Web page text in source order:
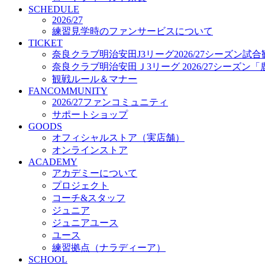
プロジェクト
コーチ&スタッフ
ジュニア
ジュニアユース
ユース
練習拠点（ナラディーア）
SCHOOL
CLUB
2026/27 パートナー企業
パートナー募集
クラブ理念
クラブ情報
サステナビリティ
Web制作支援
応援プロジェクト
SCHEDULE
2026/27
練習見学時のファンサービスについて
TICKET
奈良クラブ明治安田J3リーグ2026/27シーズン試合
奈良クラブ明治安田Ｊ3リーグ 2026/27シーズン「
観戦ルール＆マナー
FANCOMMUNITY
2026/27ファンコミュニティ
サポートショップ
GOODS
オフィシャルストア（実店舗）
オンラインストア
ACADEMY
アカデミーについて
プロジェクト
コーチ&スタッフ
ジュニア
ジュニアユース
ユース
練習拠点（ナラディーア）
SCHOOL